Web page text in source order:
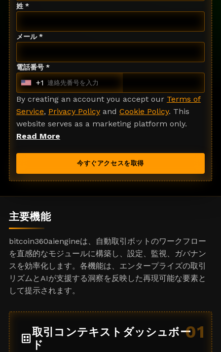
姓 *
メール *
電話番号 *
U
n
i
t
e
t
t
e
s
1
+1
By creating an account you accept our Terms of
Service, Privacy Policyand Cookie Policy. This
website serves as a marketing platform only.
Read More
今すぐアクセスを取得
主要機能
bitcoin360aiengineは、自動取引ボットのワークフロー
を直感的なモジュールに構築し、設定、監視、ガバナン
スを効率化します。各機能は、エンタープライズの取引
リズムとAIが支援する洞察を反映した再現可能な要素と
して提示されます。
01
dataset取引コンテキストダッシュボー
ド